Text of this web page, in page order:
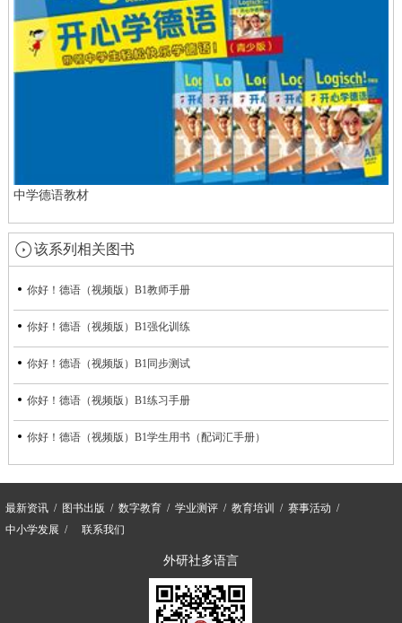
中学德语教材
该系列相关图书
你好！德语（视频版）B1教师手册
你好！德语（视频版）B1强化训练
你好！德语（视频版）B1同步测试
你好！德语（视频版）B1练习手册
你好！德语（视频版）B1学生用书（配词汇手册）
最新资讯 图书出版 数字教育 学业测评 教育培训
赛事活动
中小学发展
联系我们
外研社多语言